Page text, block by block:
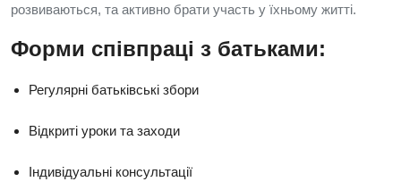
розвиваються, та активно брати участь у їхньому житті.
Форми співпраці з батьками:
Регулярні батьківські збори
Відкриті уроки та заходи
Індивідуальні консультації